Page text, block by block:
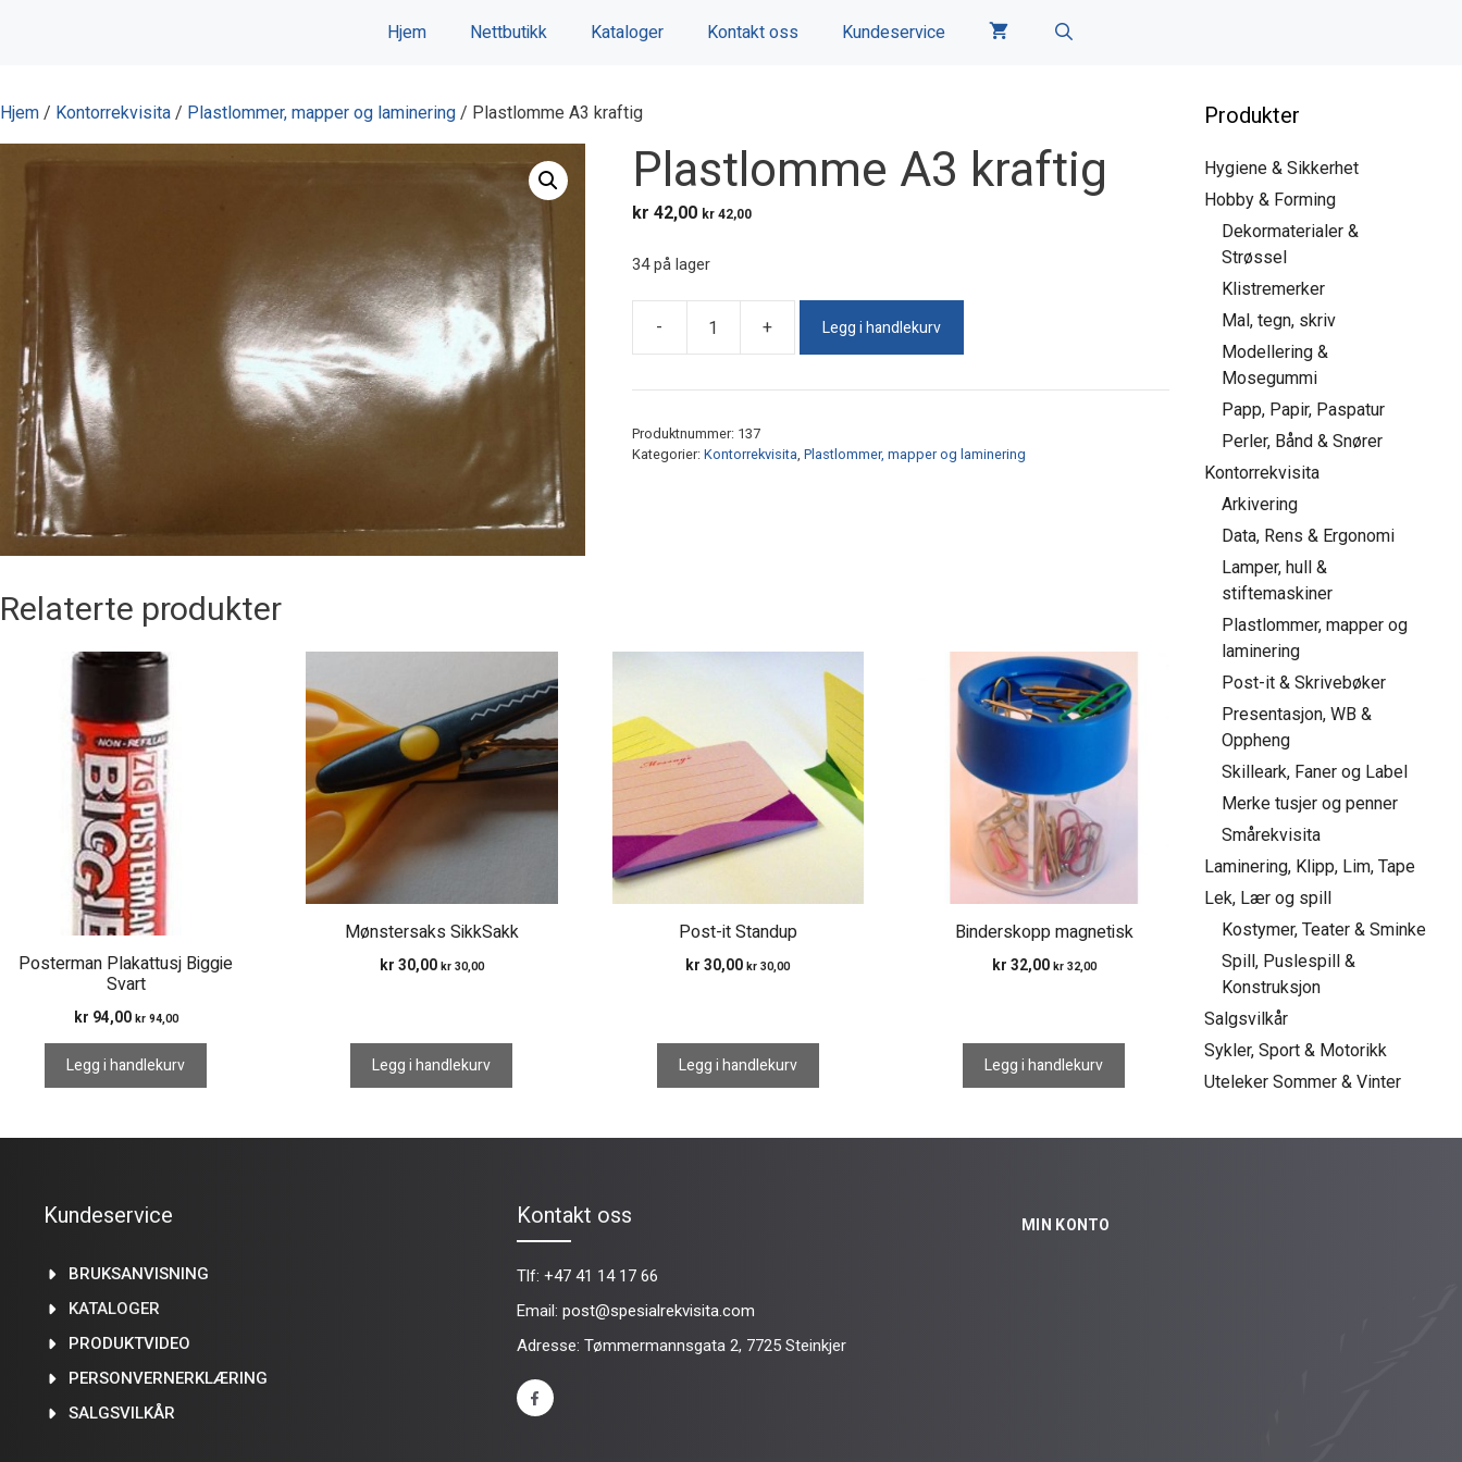
Hjem Nettbutikk Kataloger Kontakt oss Kundeservice
Hjem / Kontorrekvisita / Plastlommer, mapper og laminering / Plastlomme A3 kraftig
Plastlomme A3 kraftig
kr 42,00 kr42,00
34 på lager
-
Plastlomme
kraftig
+ Legg i handlekurv
Produktnummer: 137
Kategorier: Kontorrekvisita, Plastlommer, mapper og laminering
Relaterte produkter
Posterman Plakattusj Biggie
Svart
kr 94,00 kr94,00
Legg i handlekurv
Mønstersaks SikkSakk
kr 30,00 kr30,00
Legg i handlekurv
Post-it Standup
kr 30,00 kr 30,00
Legg i handlekurv
Binderskopp magnetisk
kr 32,00 kr32,00
Legg i handlekurv
Produkter
Hygiene & Sikkerhet
Hobby & Forming
Dekormaterialer &
Strøssel
Klistremerker
Mal, tegn, skriv
Modellering &
Mosegummi
Papp, Papir, Paspatur
Perler, Bånd & Snører
Kontorrekvisita
Arkivering
Data, Rens & Ergonomi
Lamper, hull &
stiftemaskiner
Plastlommer, mapper og
laminering
Post-it & Skrivebøker
Presentasjon, WB &
Oppheng
Skilleark, Faner og Label
Merke tusjer og penner
Smårekvisita
Laminering, Klipp, Lim, Tape
Lek, Lær og spill
Kostymer, Teater & Sminke
Spill, Puslespill &
Konstruksjon
Salgsvilkår
Sykler, Sport & Motorikk
Uteleker Sommer & Vinter
Kundeservice
BRUKSANVISNING
KATALOGER
PRODUKTVIDEO
PERSONVERNERKLÆRING
SALGSVILKÅR
Kontakt oss
Tlf: +47 41 14 17 66
Email: post@spesialrekvisita.com
Adresse: Tømmermannsgata 2, 7725 Steinkjer
MIN KONTO